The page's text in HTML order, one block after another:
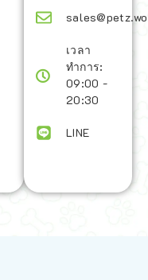
เวลา
ทำการ:
09:00 -
20:30
LINE